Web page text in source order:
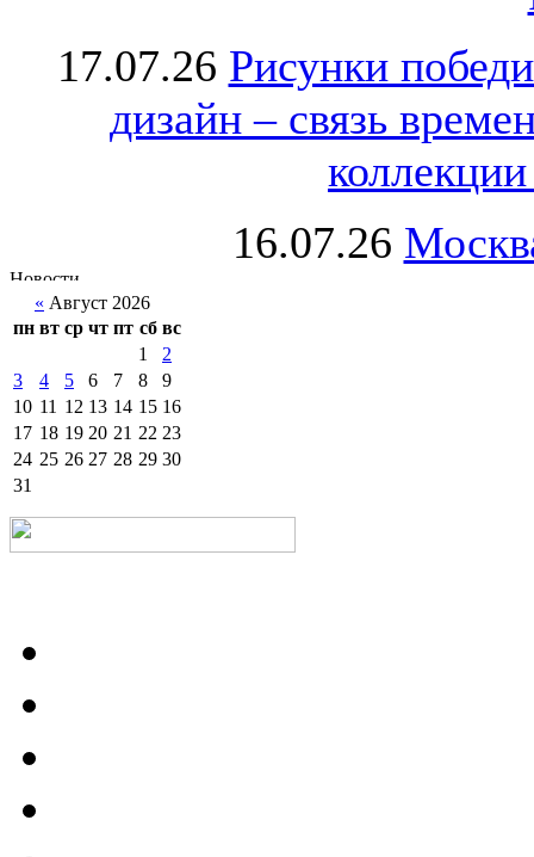
17.07.26 Рисунки
дизайн – связь
16.07.26
« Август 2026
пн вт ср чт пт сб вс
1
2
3
4 5 6 7 8
9
10 11 12 13 14 15 16
17 18 19 20 21 22 23
24 25 26 27 28 29 30
31